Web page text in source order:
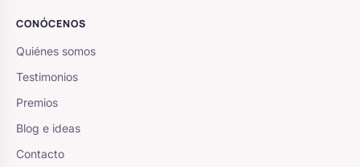
CONÓCENOS
Quiénes somos
Testimonios
Premios
Blog e ideas
Contacto